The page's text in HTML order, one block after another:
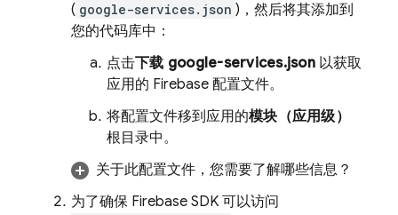
( google-services.json )，然后将其添加到
您的代码库中：
点击下载 google-services.json以获取
应用的 Firebase 配置文件。
将配置文件移到应用的模块（应用级）
根目录中。
关于此配置文件，您需要了解哪些信息？
为了确保 Firebase SDK 可以访问